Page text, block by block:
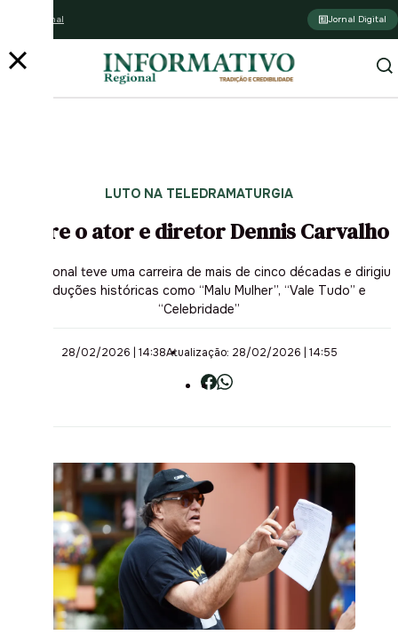
Assine o jornal Jornal Digital
LUTO NA TELEDRAMATURGIA
Morre o ator e diretor Dennis Carvalho
Profissional teve uma carreira de mais de cinco décadas e dirigiu
produções históricas como “Malu Mulher”, “Vale Tudo” e
“Celebridade”
28/02/2026 | 14:38Atualização: 28/02/2026 | 14:55